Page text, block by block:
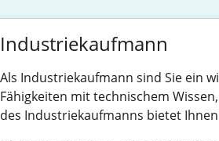
Industriekaufmann
Als Industriekaufmann sind Sie ein
Fähigkeiten mit technischem
des Industriekaufmanns bietet